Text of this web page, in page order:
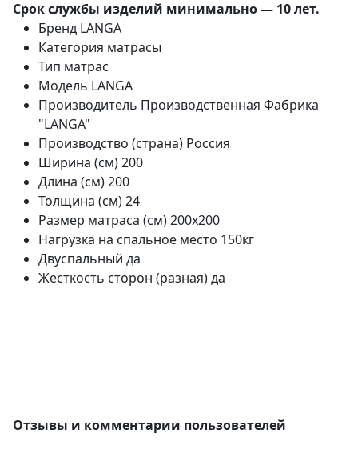
Срок службы изделий минимально — 10 лет.
Бренд LANGA
Категория матрасы
Тип матрас
Модель LANGA
Производитель Производственная Фабрика
"LANGA"
Производство (страна) Россия
Ширина (см)200
Длина (см)200
Толщина (см)24
Размер матраса (см)200х200
Нагрузка на спальное место 150кг
Двуспальный да
Жесткость сторон (разная)да
Отзывы и комментарии пользователей